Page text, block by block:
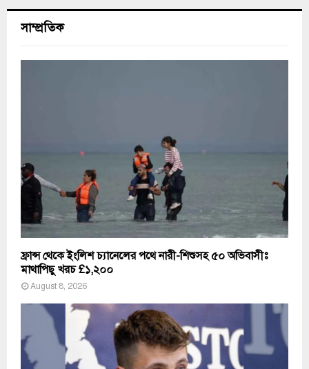
সাম্প্রতিক
ফ্রান্স থেকে ইংলিশ চ্যানেলের পথে নারী-শিশুসহ ৫০ অভিবাসীঃ
মাথাপিছু খরচ £১,২০০
August 8, 2026